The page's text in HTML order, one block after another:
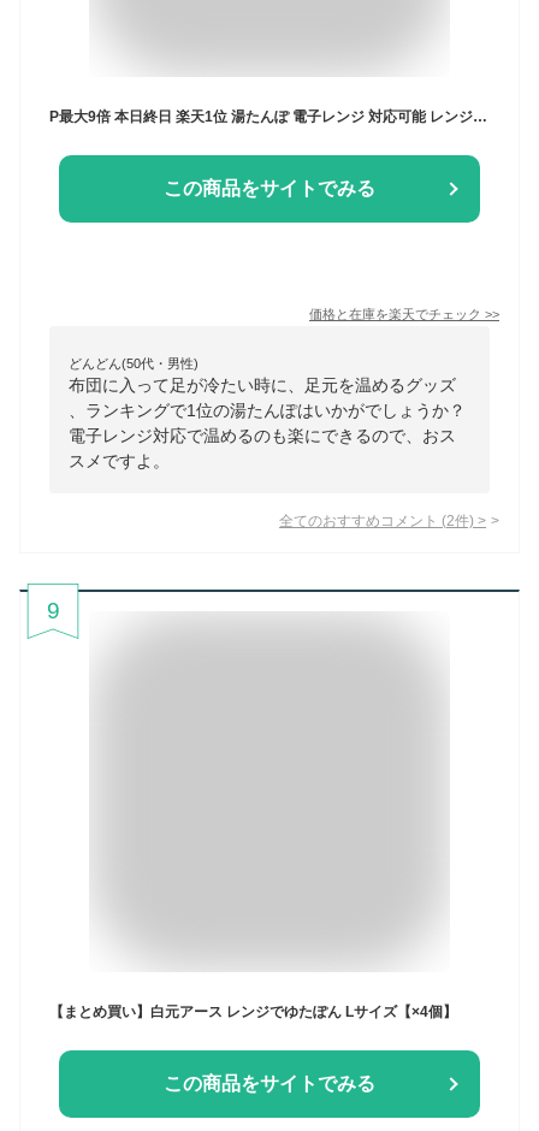
P最大9倍 本日終日 楽天1位 湯たんぽ 電子レンジ 対応可能 レンジ 温める ゆたんぽ おしゃれ カイロ カバー ニットカバー 冷え性 長時間 かわいい 可愛い 柔らかい もふもふ シンプル 2L 繰り返し プレゼント 保冷剤 冷水 お湯 両用 腰
この商品をサイトでみる
価格と在庫を楽天でチェック >>
どんどん(50代・男性)
布団に入って足が冷たい時に、足元を温めるグッズ
、ランキングで1位の湯たんぽはいかがでしょうか？
電子レンジ対応で温めるのも楽にできるので、おス
スメですよ。
全てのおすすめコメント (2件) >
9
【まとめ買い】白元アース レンジでゆたぽん Lサイズ【×4個】
この商品をサイトでみる